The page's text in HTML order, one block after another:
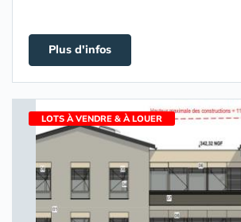
Plus d'infos
LOTS À VENDRE & À LOUER